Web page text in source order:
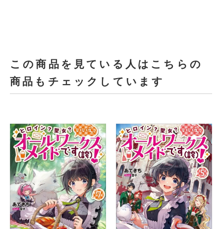
この商品を見ている人はこちらの
商品もチェックしています